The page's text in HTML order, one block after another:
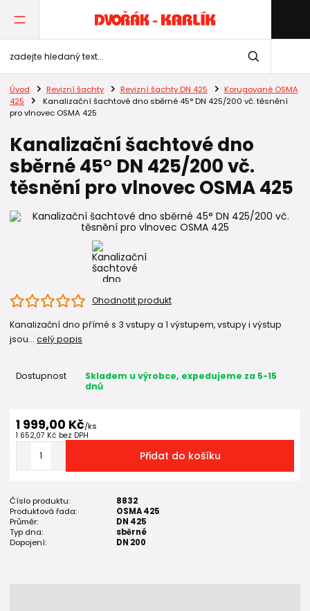
Úvod Revizní šachty Revizní šachty DN 425
Korugované OSMA
425
Kanalizační šachtové dno sběrné 45° DN 425/200 vč. těsnění
pro vlnovec OSMA 425
Kanalizační šachtové dno
sběrné 45° DN 425/200 vč.
těsnění pro vlnovec OSMA 425
Ohodnotit produkt
Kanalizační dno přímé s 3 vstupy a 1 výstupem, vstupy i výstup
jsou... celý popis
Dostupnost
Skladem u výrobce, expedujeme za 5-15
dnů
1 999,00 Kč/ks
1 652,07 Kč bez DPH
Přidat do košíku
Číslo produktu:
8832
Produktová řada:
OSMA 425
Průměr:
DN 425
Typ dna:
sběrné
Dopojení:
DN 200